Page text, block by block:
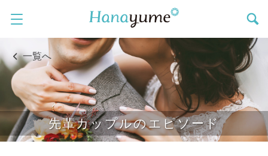
一覧へ
先輩カップルのエピソード